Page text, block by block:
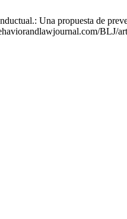
Una propuesta de
BLJ/